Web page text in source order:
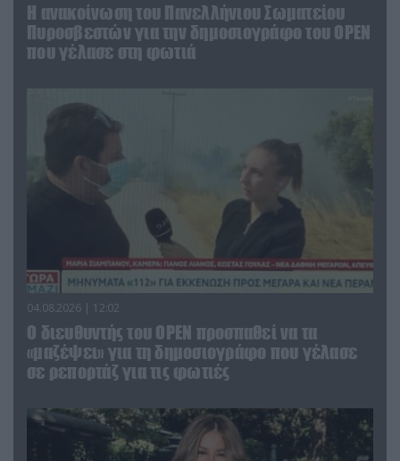
Η ανακοίνωση του Πανελλήνιου Σωματείου
Πυροσβεστών για την δημοσιογράφο του OPEN
που γέλασε στη φωτιά
04.08.2026 | 12:02
O διευθυντής του OPEN προσπαθεί να τα
«μαζέψει» για τη δημοσιογράφο που γέλασε
σε ρεπορτάζ για τις φωτιές